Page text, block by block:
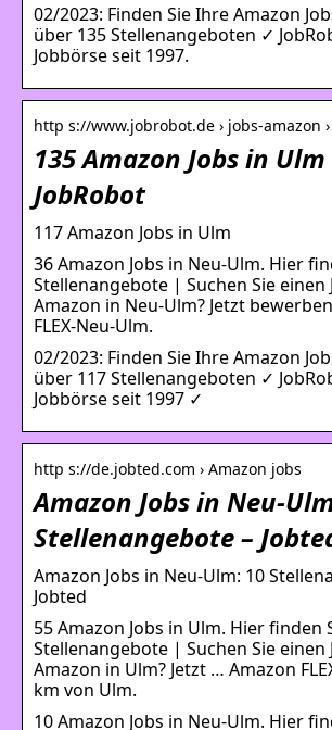
02/2023: Finden Sie Ihre Amazon
über 135 Stellenangeboten ✓
Jobbörse seit 1997.
http s://www.jobrobot.de › jobs-amazon
135 Amazon Jobs in Ulm
JobRobot
117 Amazon Jobs in Ulm
36 Amazon Jobs in Neu-Ulm. Hier
Stellenangebote | Suchen Sie einen
Amazon in Neu-Ulm? Jetzt
FLEX-Neu-Ulm.
02/2023: Finden Sie Ihre Amazon
über 117 Stellenangeboten ✓
Jobbörse seit 1997 ✓
http s://de.jobted.com › Amazon jobs
Amazon Jobs in Neu-
Stellenangebote –
Amazon Jobs in Neu-Ulm: 10
Jobted
55 Amazon Jobs in Ulm. Hier finden
Stellenangebote | Suchen Sie einen
Amazon in Ulm? Jetzt … Amazon
km von Ulm.
10 Amazon Jobs in Neu-Ulm. Hier